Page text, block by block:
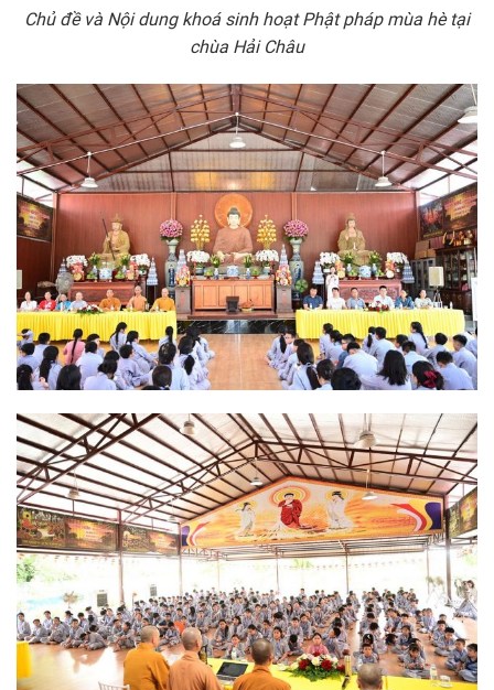
Chủ đề và Nội dung khoá sinh hoạt Phật pháp mùa hè tại
chùa Hải Châu